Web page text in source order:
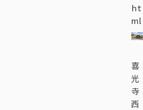
ht
ml
喜
光
寺
西